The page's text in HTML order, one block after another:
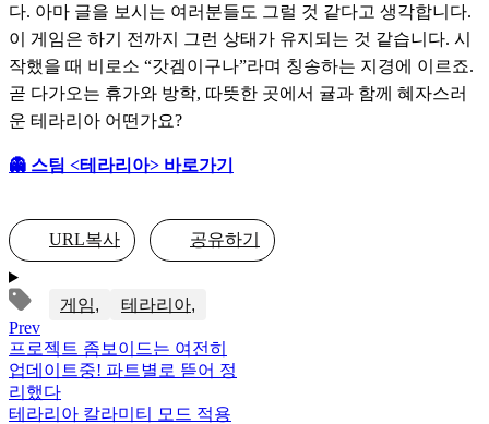
다. 아마 글을 보시는 여러분들도 그럴 것 같다고 생각합니다.
이 게임은 하기 전까지 그런 상태가 유지되는 것 같습니다. 시
작했을 때 비로소 “갓겜이구나”라며 칭송하는 지경에 이르죠.
곧 다가오는 휴가와 방학, 따뜻한 곳에서 귤과 함께 혜자스러
운 테라리아 어떤가요?
👻 스팀 <테라리아> 바로가기
URL복사 공유하기
게임
테라리아
Prev
프로젝트 좀보이드는 여전히
업데이트중! 파트별로 뜯어 정
리했다
테라리아 칼라미티 모드 적용